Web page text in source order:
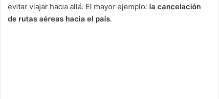
evitar viajar hacia allá. El mayor ejemplo: la cancelación
de rutas aéreas hacia el país.